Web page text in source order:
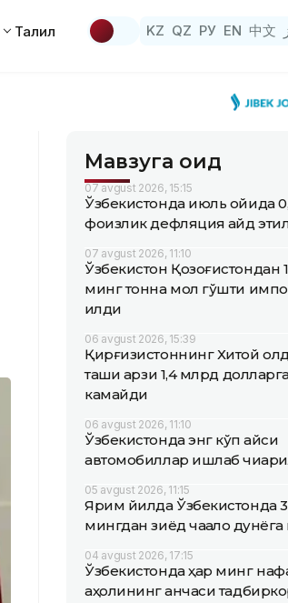
Таҳлил KZ QZ РУ EN 中文
Мавзуга оид
07 avgust 2026, 15:15
Ўзбекистонда июль ойида
фоизлик дефляция қайд
07 avgust 2026, 11:10
Ўзбекистон Қозоғистондан
минг тонна мол гўшти
қилди
06 avgust 2026, 15:39
Қирғизистоннинг Хитой
ташқи қарзи 1,4 млрд
камайди
06 avgust 2026, 11:10
Ўзбекистонда энг кўп қайси
автомобиллар ишлаб
05 avgust 2026, 11:15
Ярим йилда Ўзбекистонда
мингдан зиёд чақалоқ
04 avgust 2026, 17:15
Ўзбекистонда ҳар минг
аҳолининг қанчаси